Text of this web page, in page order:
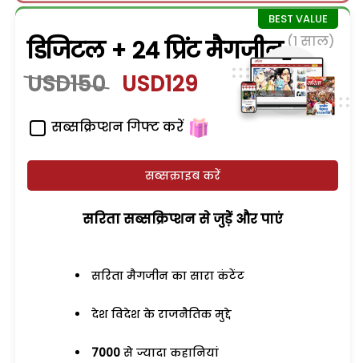
डिजिटल + 24 प्रिंट मैगजीन (1 साल)
USD150 USD129
सब्सक्रिप्शन गिफ्ट करें
सब्सक्राइब करें
सरिता सब्सक्रिप्शन से जुड़ेें और पाएं
सरिता मैगजीन का सारा कंटेंट
देश विदेश के राजनैतिक मुद्दे
7000 से ज्यादा कहानियां